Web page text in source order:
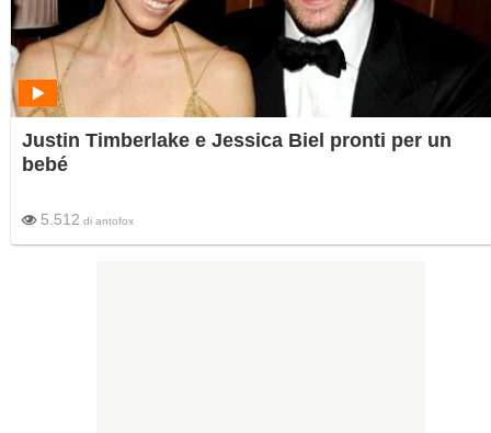
Justin Timberlake e Jessica Biel pronti per un
bebé
5.512 di antofox